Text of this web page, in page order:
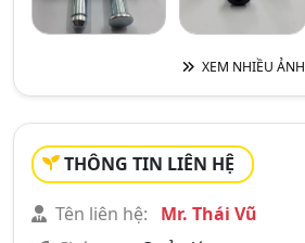
XEM NHIỀU ẢNH
THÔNG TIN LIÊN HỆ
Tên liên hệ:
Mr. Thái Vũ